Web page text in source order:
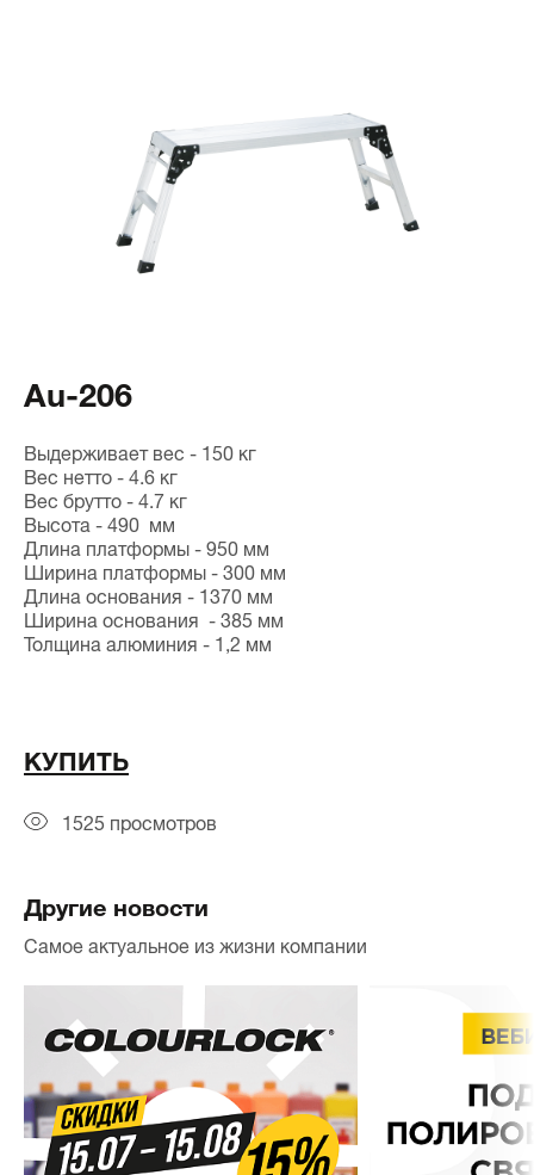
Au-206
Выдерживает вес - 150 кг
Вес нетто - 4.6 кг
Вес брутто - 4.7 кг
Высота - 490 мм
Длина платформы - 950 мм
Ширина платформы - 300 мм
Длина основания - 1370 мм
Ширина основания - 385 мм
Толщина алюминия - 1,2 мм
КУПИТЬ
1525 просмотров
Другие новости
Самое актуальное из жизни компании